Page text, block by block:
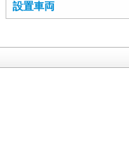
設置車両